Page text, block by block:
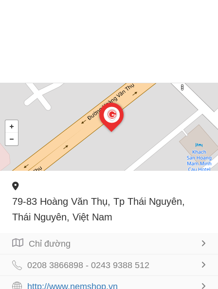
79-83 Hoàng Văn Thụ, Tp Thái Nguyên,
Thái Nguyên, Việt Nam
Chỉ đường
0208 3866898 - 0243 9388 512
http://www.nemshop.vn